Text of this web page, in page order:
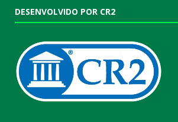
DESENVOLVIDO POR CR2